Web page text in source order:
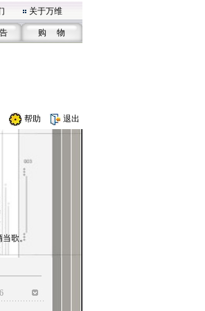
关于万维
购 物
帮助 退出
歌。